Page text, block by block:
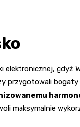
elektronicznej, gdyż
przygotowali
maksymalnie